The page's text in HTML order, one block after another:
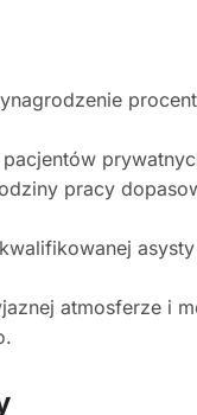
pacjentów
pracy
atmosferze i